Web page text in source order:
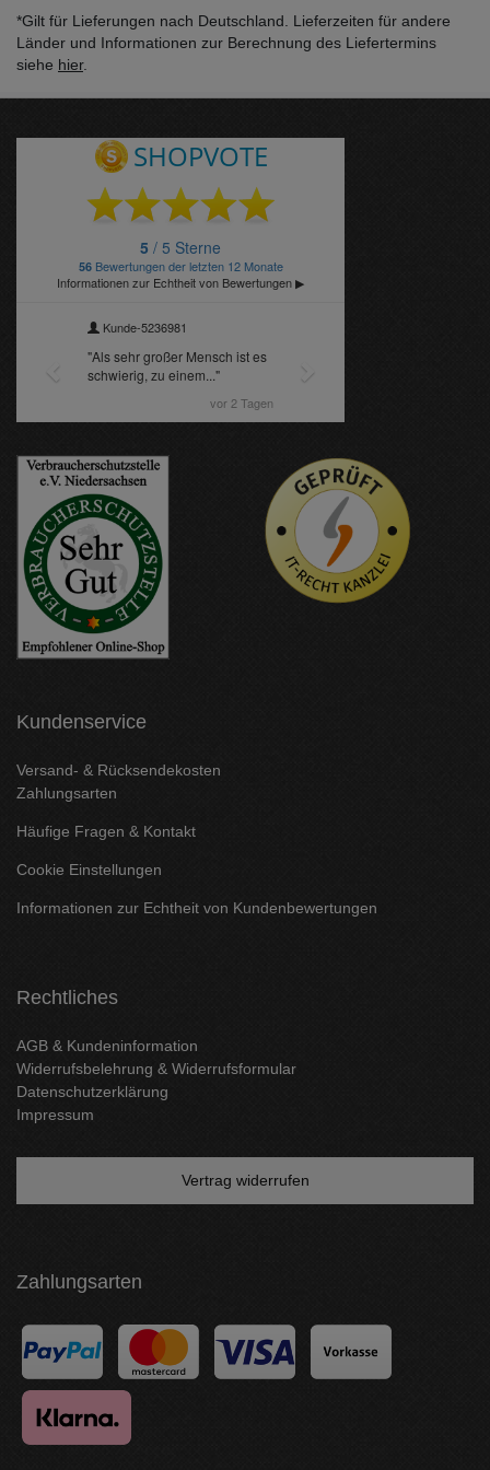
*Gilt für Lieferungen nach Deutschland. Lieferzeiten für andere
Länder und Informationen zur Berechnung des Liefertermins
siehe hier.
Kundenservice
Versand- & Rücksendekosten
Zahlungsarten
Häufige Fragen & Kontakt
Cookie Einstellungen
Informationen zur Echtheit von Kundenbewertungen
Rechtliches
AGB & Kundeninformation
Widerrufsbelehrung & Widerrufsformular
Datenschutzerklärung
Impressum
Vertrag widerrufen
Zahlungsarten